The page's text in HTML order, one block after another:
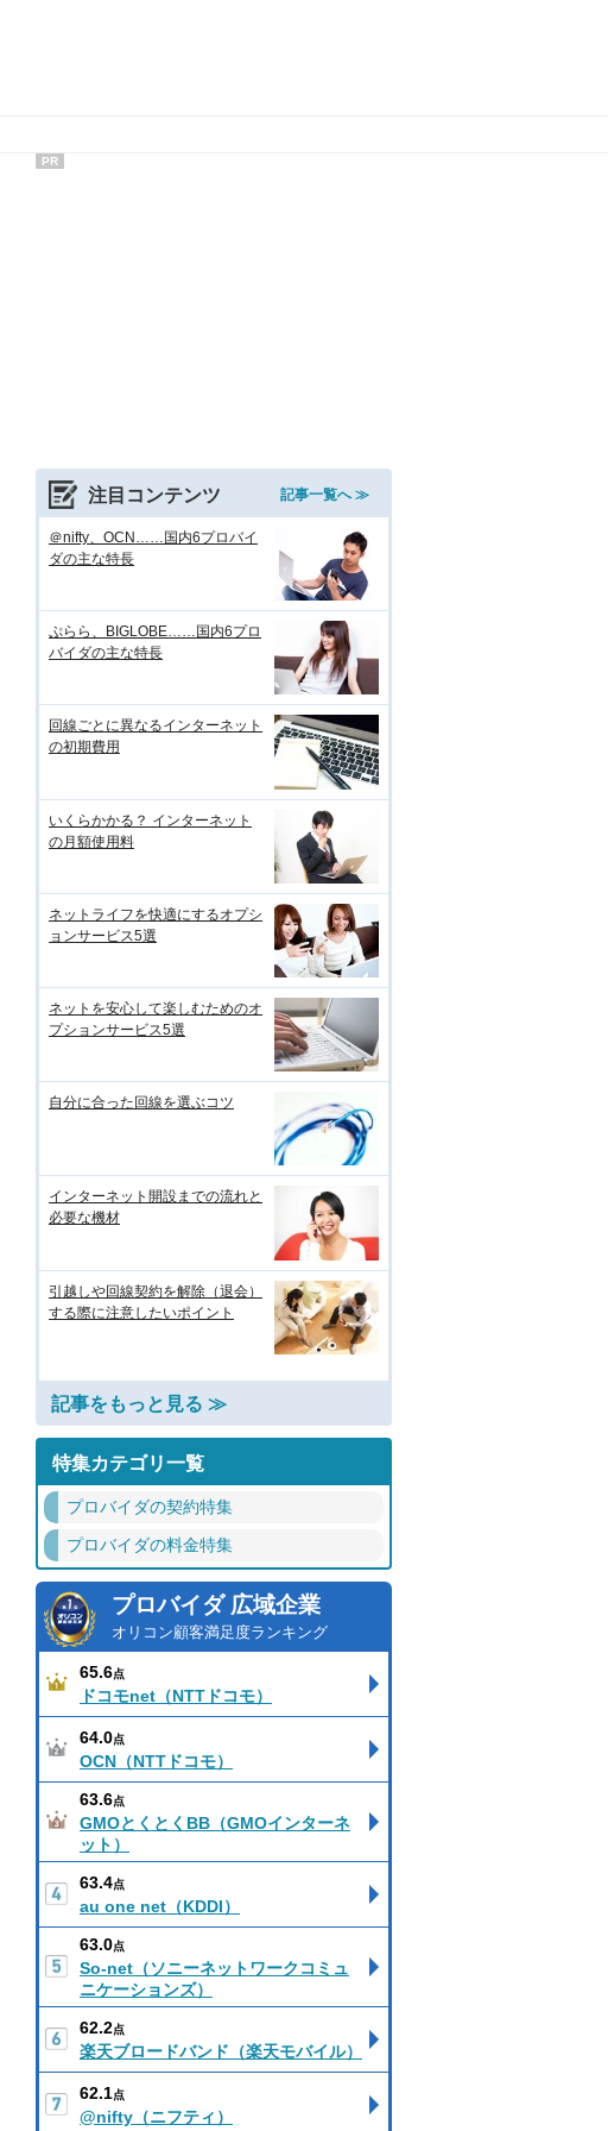
PR
注目コンテンツ 記事一覧へ ≫
＠nifty、OCN……国内6プロバイ
ダの主な特長
ぷらら、BIGLOBE……国内6プロ
バイダの主な特長
回線ごとに異なるインターネット
の初期費用
いくらかかる？ インターネット
の月額使用料
ネットライフを快適にするオプシ
ョンサービス5選
ネットを安心して楽しむためのオ
プションサービス5選
自分に合った回線を選ぶコツ
インターネット開設までの流れと
必要な機材
引越しや回線契約を解除（退会）
する際に注意したいポイント
記事をもっと見る ≫
特集カテゴリ一覧
プロバイダの契約特集
プロバイダの料金特集
プロバイダ 広域企業
オリコン顧客満足度ランキング
65.6点
ドコモnet（NTTドコモ）
64.0点
OCN（NTTドコモ）
63.6点
GMOとくとくBB（GMOインターネ
ット）
63.4点
au one net（KDDI）
63.0点
So-net（ソニーネットワークコミュ
ニケーションズ）
62.2点
楽天ブロードバンド（楽天モバイル）
62.1点
@nifty（ニフティ）